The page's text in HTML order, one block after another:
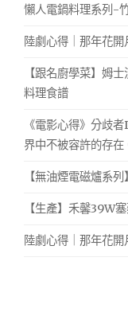
懶人電鍋料理系列-
陸劇心得｜那年花
【跟名廚學菜】姆
料理食譜
《電影心得》分歧
界中不被容許的存在
【無油煙電磁爐系
【生產】禾馨39W
陸劇心得｜那年花